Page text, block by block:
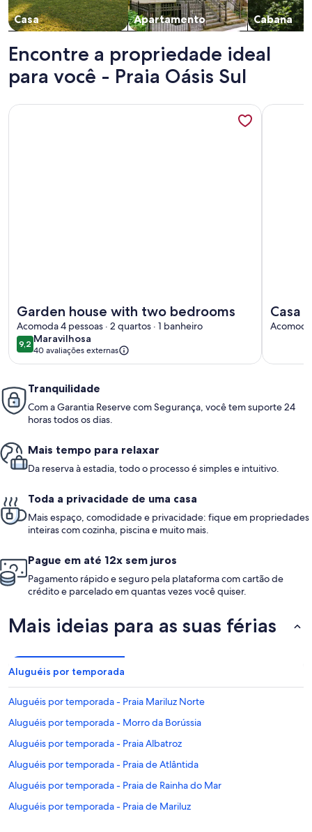
Casa Apartamento Cabana
Encontre a propriedade ideal
para você - Praia Oásis Sul
Garden house with two bedrooms
Acomoda 4 pessoas · 2 quartos · 1 banheiro
9,29,2 de 10
Maravilhosa
maravilhosa
40 avaliações externas
Mais informações sobre Garden house with two bedrooms
Casa
Acomoda
Mais
Tranquilidade
Com a Garantia Reserve com Segurança, você tem suporte 24
horas todos os dias.
Mais tempo para relaxar
Da reserva à estadia, todo o processo é simples e intuitivo.
Toda a privacidade de uma casa
Mais espaço, comodidade e privacidade: fique em propriedades
inteiras com cozinha, piscina e muito mais.
Pague em até 12x sem juros
Pagamento rápido e seguro pela plataforma com cartão de
crédito e parcelado em quantas vezes você quiser.
Mais ideias para as suas férias
Aluguéis por temporada
Aluguéis por temporada - Praia Mariluz Norte
Aluguéis por temporada - Morro da Borússia
Aluguéis por temporada - Praia Albatroz
Aluguéis por temporada - Praia de Atlântida
Aluguéis por temporada - Praia de Rainha do Mar
Aluguéis por temporada - Praia de Mariluz